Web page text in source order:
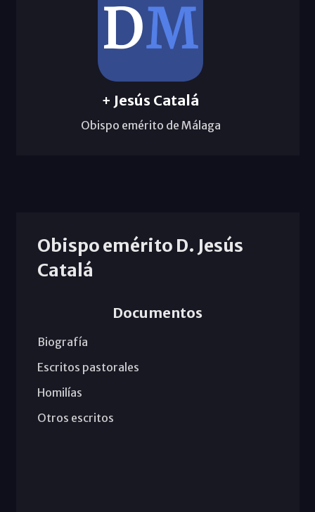
+ Jesús Catalá
Obispo emérito de Málaga
Obispo emérito D. Jesús
Catalá
Documentos
Biografía
Escritos pastorales
Homilías
Otros escritos